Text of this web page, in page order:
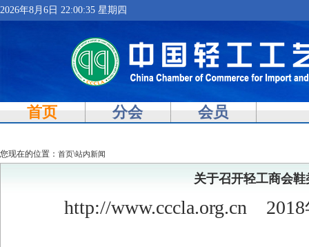
2026年8月6日 22:00:36 星期四
首页 分会 会员
您现在的位置： 首页\站内新闻
关于召开轻工商会
http://www.cccla.org.cn